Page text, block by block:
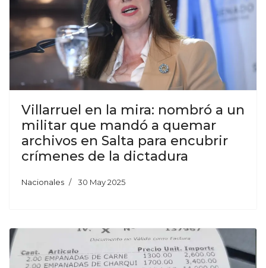
Villarruel en la mira: nombró a un
militar que mandó a quemar
archivos en Salta para encubrir
crímenes de la dictadura
Nacionales 30 May 2025